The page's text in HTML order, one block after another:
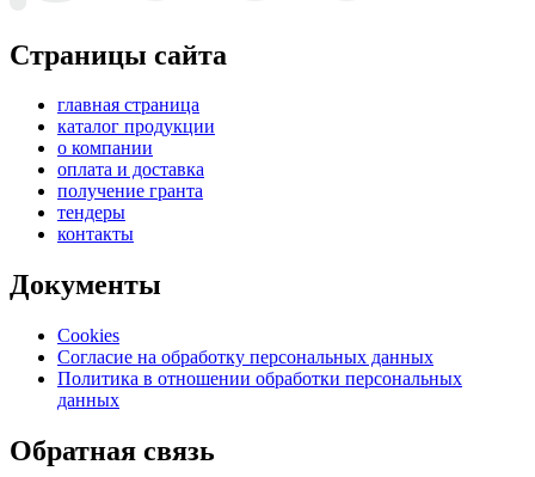
Страницы сайта
главная страница
каталог продукции
о компании
оплата и доставка
получение гранта
тендеры
контакты
Документы
Cookies
Согласие на обработку персональных данных
Политика в отношении обработки персональных
данных
Обратная связь